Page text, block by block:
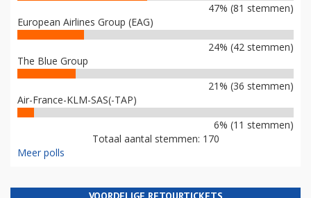
47% (81 stemmen)
European Airlines Group (EAG)
24% (42 stemmen)
The Blue Group
21% (36 stemmen)
Air-France-KLM-SAS(-TAP)
6% (11 stemmen)
Totaal aantal stemmen: 170
Meer polls